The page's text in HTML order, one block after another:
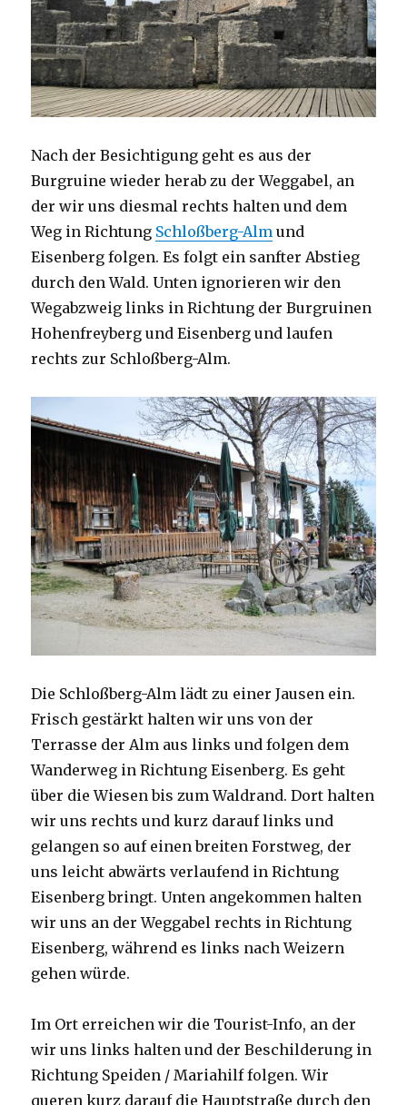
Nach der Besichtigung geht es aus der
Burgruine wieder herab zu der Weggabel, an
der wir uns diesmal rechts halten und dem
Weg in Richtung Schloßberg-Alm und
Eisenberg folgen. Es folgt ein sanfter Abstieg
durch den Wald. Unten ignorieren wir den
Wegabzweig links in Richtung der Burgruinen
Hohenfreyberg und Eisenberg und laufen
rechts zur Schloßberg-Alm.
Die Schloßberg-Alm lädt zu einer Jausen ein.
Frisch gestärkt halten wir uns von der
Terrasse der Alm aus links und folgen dem
Wanderweg in Richtung Eisenberg. Es geht
über die Wiesen bis zum Waldrand. Dort halten
wir uns rechts und kurz darauf links und
gelangen so auf einen breiten Forstweg, der
uns leicht abwärts verlaufend in Richtung
Eisenberg bringt. Unten angekommen halten
wir uns an der Weggabel rechts in Richtung
Eisenberg, während es links nach Weizern
gehen würde.
Im Ort erreichen wir die Tourist-Info, an der
wir uns links halten und der Beschilderung in
Richtung Speiden / Mariahilf folgen. Wir
queren kurz darauf die Hauptstraße durch den